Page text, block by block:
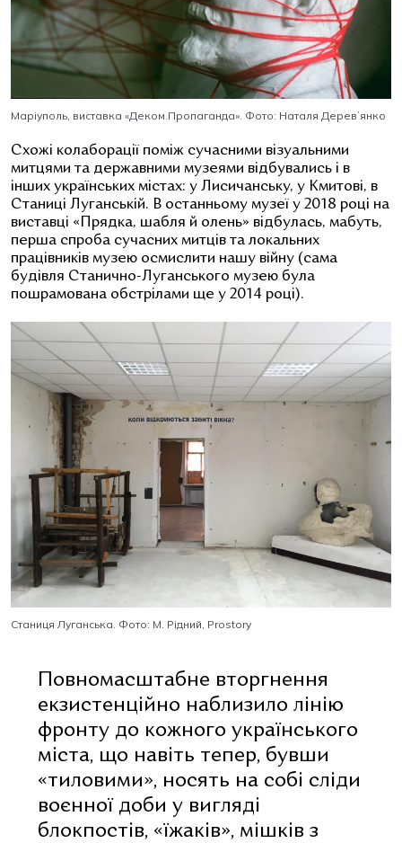
Маріуполь, виставка «Деком.Пропаганда» . Фото: Наталя Деревʼянко
Схожі колаборації поміж сучасними візуальними
митцями та державними музеями відбувались і в
інших українських містах: у Лисичанську, у Кмитові, в
Станиці Луганській. В останньому музеї у 2018 році на
виставці «Прядка, шабля й олень» відбулась, мабуть,
перша спроба сучасних митців та локальних
працівників музею осмислити нашу війну (сама
будівля Станично-Луганського музею була
пошрамована обстрілами ще у 2014 році).
Станиця Луганська. Фото: М. Рідний, Prostory
Повномасштабне вторгнення
екзистенційно наблизило лінію
фронту до кожного українського
міста, що навіть тепер, бувши
«тиловими», носять на собі сліди
воєнної доби у вигляді
блокпостів, «їжаків», мішків з